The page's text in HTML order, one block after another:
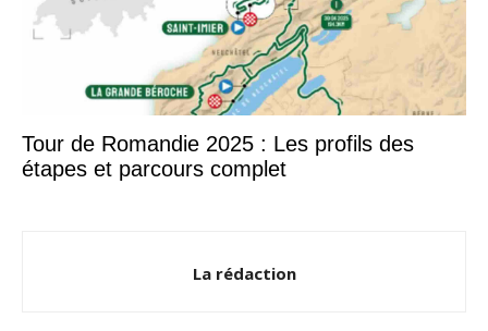
Tour de Romandie 2025 : Les profils des
étapes et parcours complet
La rédaction